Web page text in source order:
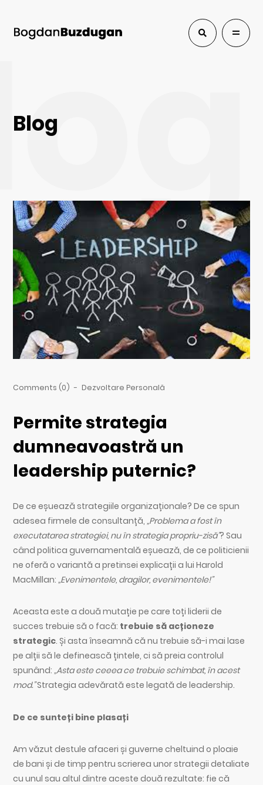
Blog
Comments (0) - Dezvoltare Personală
Permite strategia
dumneavoastră un
leadership puternic?
De ce eșuează strategiile organizaționale? De ce spun
adesea firmele de consultanță,„Problema a fost în
executatarea strategiei, nu în strategia propriu-zisă”? Sau
când politica guvernamentală eșuează, de ce politicienii
ne oferă o variantă a pretinsei explicații a lui Harold
MacMillan:„Evenimentele, dragilor, evenimentele!”
Aceasta este a două mutație pe care toți liderii de
succes trebuie să o facă: trebuie să acționeze
strategic. Și asta înseamnă că nu trebuie să-i mai lase
pe alții să le definească țintele, ci să preia controlul
spunând:„Asta este ceeea ce trebuie schimbat, în acest
mod.”Strategia adevărată este legată de leadership.
De ce sunteți bine plasați
Am văzut destule afaceri și guverne cheltuind o ploaie
de bani și de timp pentru scrierea unor strategii detaliate
cu unul sau altul dintre aceste două rezultate: fie că